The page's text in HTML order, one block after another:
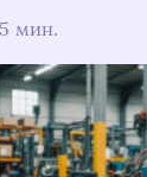
5 мин.